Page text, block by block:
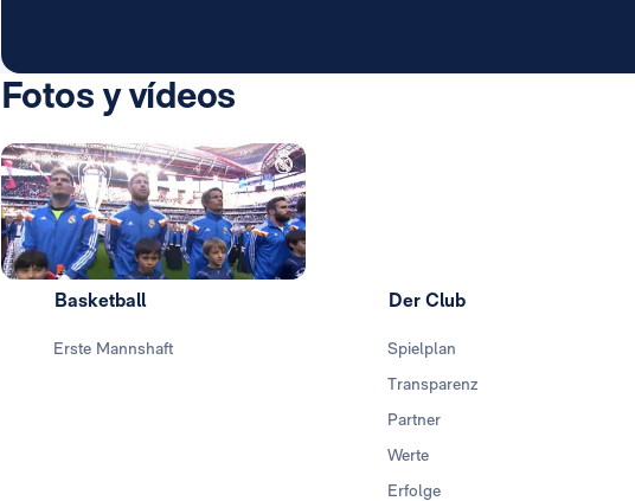
Fotos y vídeos
Basketball
Erste Mannshaft
Der Club
Spielplan
Transparenz
Partner
Werte
Erfolge